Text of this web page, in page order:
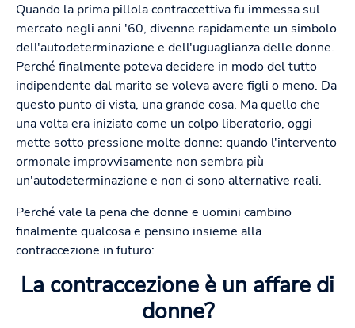
Quando la prima pillola contraccettiva fu immessa sul
mercato negli anni '60, divenne rapidamente un simbolo
dell'autodeterminazione e dell'uguaglianza delle donne.
Perché finalmente poteva decidere in modo del tutto
indipendente dal marito se voleva avere figli o meno. Da
questo punto di vista, una grande cosa. Ma quello che
una volta era iniziato come un colpo liberatorio, oggi
mette sotto pressione molte donne: quando l'intervento
ormonale improvvisamente non sembra più
un'autodeterminazione e non ci sono alternative reali.
Perché vale la pena che donne e uomini cambino
finalmente qualcosa e pensino insieme alla
contraccezione in futuro:
La contraccezione è un affare di
donne?